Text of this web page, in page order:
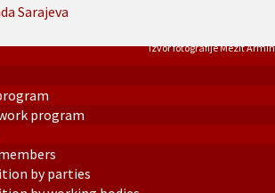
program
by parties
Izvor fotografije Mezit Armin